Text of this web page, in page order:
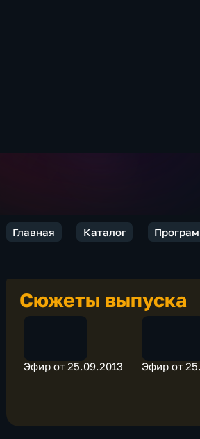
Главная Каталог
Сюжеты выпуска
Эфир от 25.09.2013 Эфир от